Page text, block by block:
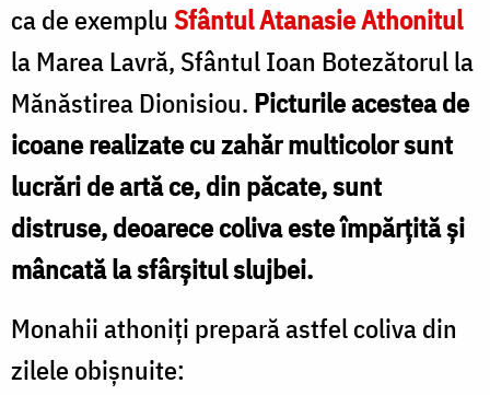
ca de exemplu Sfântul Atanasie Athonitul
la Marea Lavră, Sfântul Ioan Botezătorul la
Mănăstirea Dionisiou. Picturile acestea de
icoane realizate cu zahăr multicolor sunt
lucrări de artă ce, din păcate, sunt
distruse, deoarece coliva este împărțită și
mâncată la sfârșitul slujbei.
Monahii athoniți prepară astfel coliva din
zilele obișnuite: